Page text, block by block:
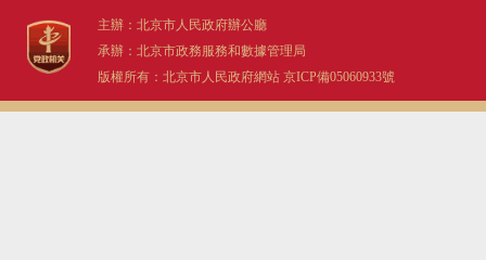
主辦：北京市人民政府辦公廳
承辦：北京市政務服務和數據管理局
版權所有：北京市人民政府網站 京ICP備05060933號